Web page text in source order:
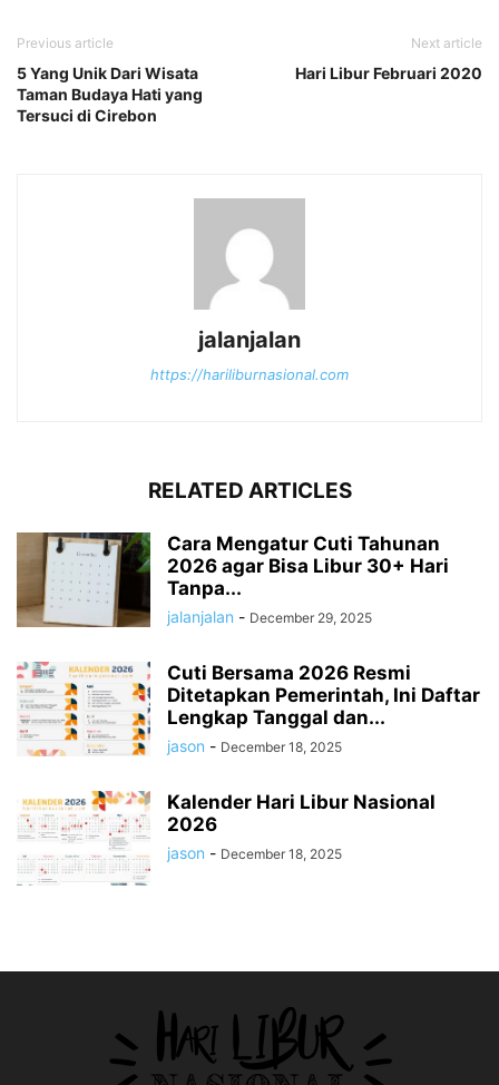
Previous article
5 Yang Unik Dari Wisata
Taman Budaya Hati yang
Tersuci di Cirebon
Next article
Hari Libur Februari 2020
jalanjalan
https://hariliburnasional.com
RELATED ARTICLES
Cara Mengatur Cuti Tahunan
2026 agar Bisa Libur 30+ Hari
Tanpa...
jalanjalan - December 29, 2025
Cuti Bersama 2026 Resmi
Ditetapkan Pemerintah, Ini Daftar
Lengkap Tanggal dan...
jason - December 18, 2025
Kalender Hari Libur Nasional
2026
jason - December 18, 2025